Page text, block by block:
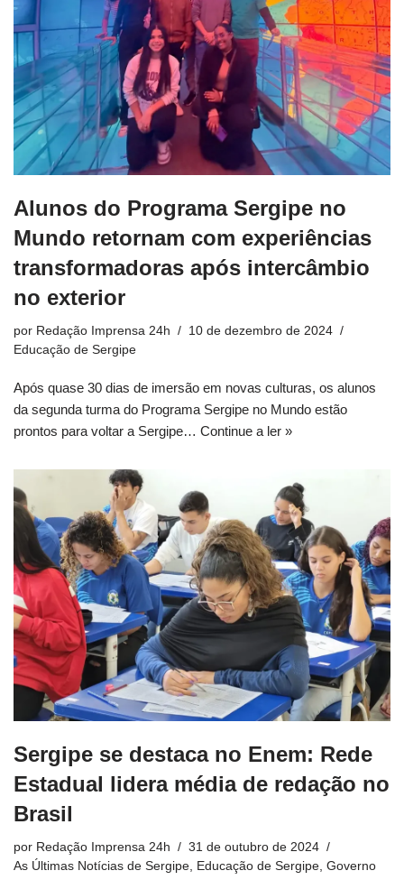
Alunos do Programa Sergipe no
Mundo retornam com experiências
transformadoras após intercâmbio
no exterior
por Redação Imprensa 24h
10 de dezembro de 2024
Educação de Sergipe
Após quase 30 dias de imersão em novas culturas, os alunos
da segunda turma do Programa Sergipe no Mundo estão
prontos para voltar a Sergipe… Continue a ler »
Sergipe se destaca no Enem: Rede
Estadual lidera média de redação no
Brasil
por Redação Imprensa 24h
31 de outubro de 2024
As Últimas Notícias de Sergipe Educação de Sergipe Governo